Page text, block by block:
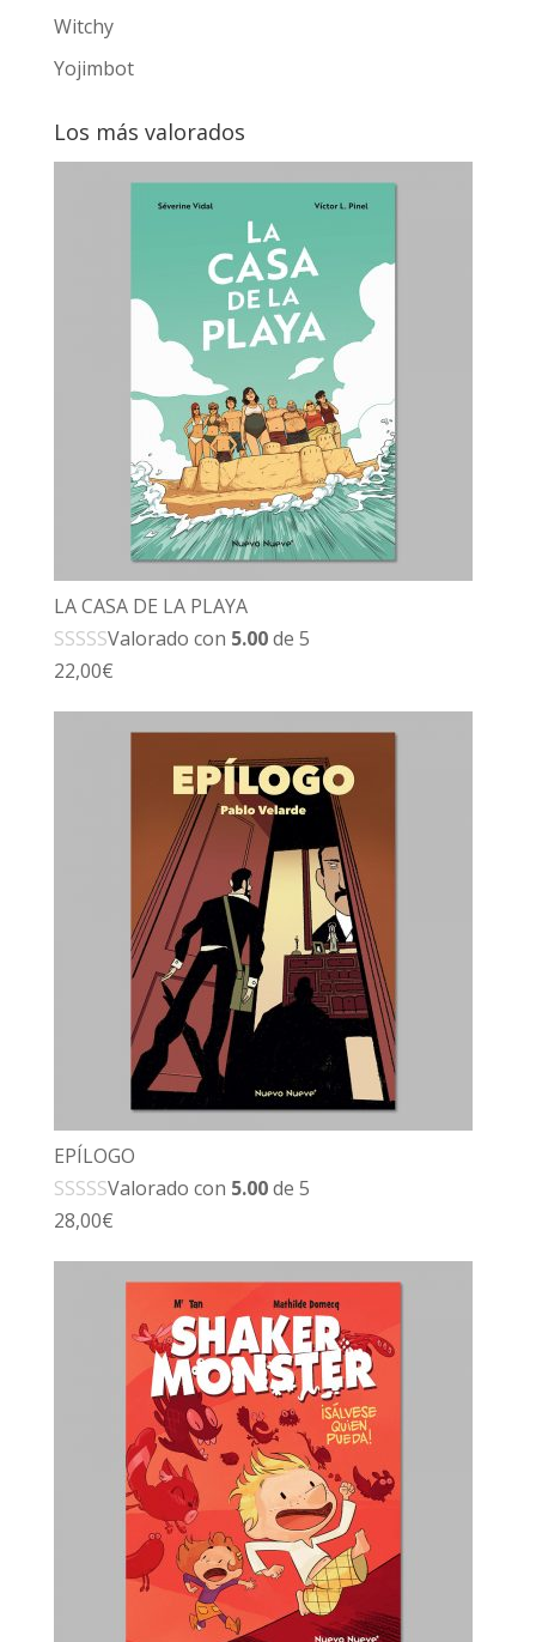
Witchy
Yojimbot
Los más valorados
LA CASA DE LA PLAYA
Valorado con 5.00de 5
22,00€
EPÍLOGO
Valorado con 5.00de 5
28,00€